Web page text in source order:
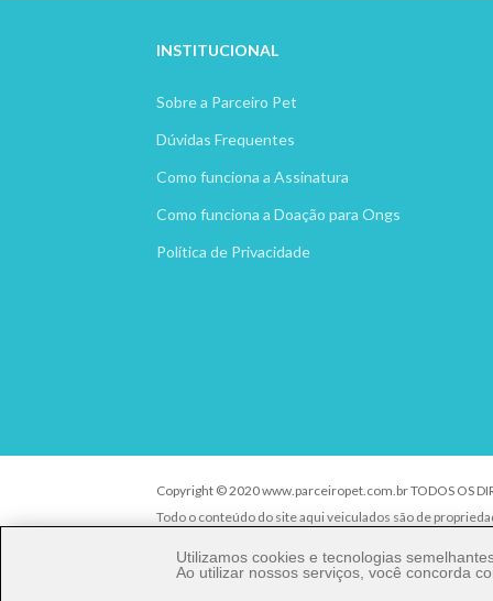
INSTITUCIONAL
Sobre a Parceiro Pet
Dúvidas Frequentes
Como funciona a Assinatura
Como funciona a Doação para Ongs
Política de Privacidade
Copyright © 2020 www.parceiropet.com.br TODOS OS
Todo o conteúdo do site aqui veiculados são de
criminal nos termos da Lei.
Utilizamos cookies e tecnologias
Ao utilizar nossos serviços, você concorda